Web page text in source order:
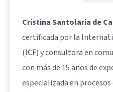
Cristina Santolaria de
certificada por la
(ICF) y consultora en
con más de 15 años de
especializada en